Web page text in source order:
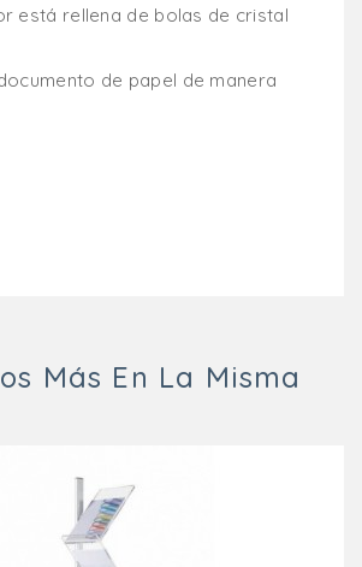
está rellena de bolas de cristal
de papel de manera
Más En La Misma